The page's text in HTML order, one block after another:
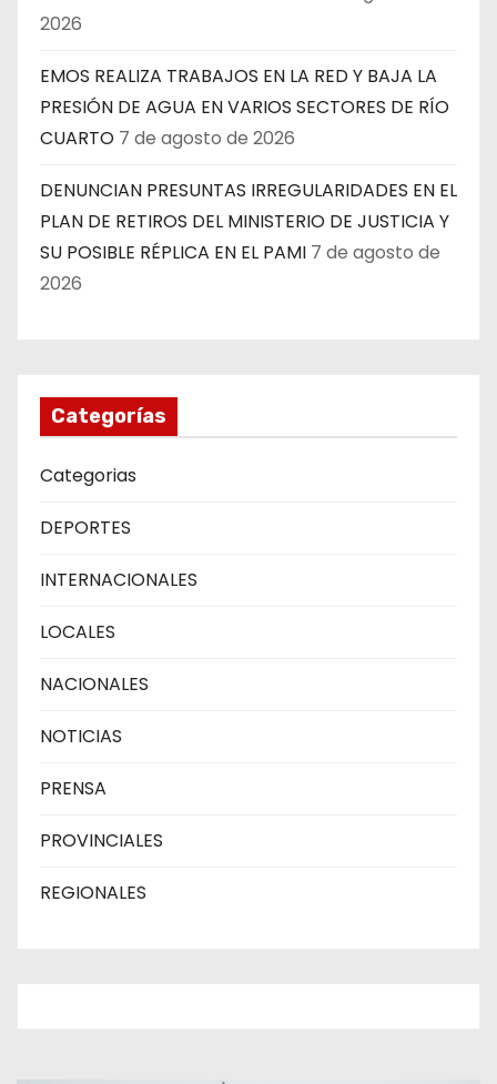
2026
EMOS REALIZA TRABAJOS EN LA RED Y BAJA LA
PRESIÓN DE AGUA EN VARIOS SECTORES DE RÍO
CUARTO 7 de agosto de 2026
DENUNCIAN PRESUNTAS IRREGULARIDADES EN EL
PLAN DE RETIROS DEL MINISTERIO DE JUSTICIA Y
SU POSIBLE RÉPLICA EN EL PAMI 7 de agosto de
2026
Categorías
Categorias
DEPORTES
INTERNACIONALES
LOCALES
NACIONALES
NOTICIAS
PRENSA
PROVINCIALES
REGIONALES